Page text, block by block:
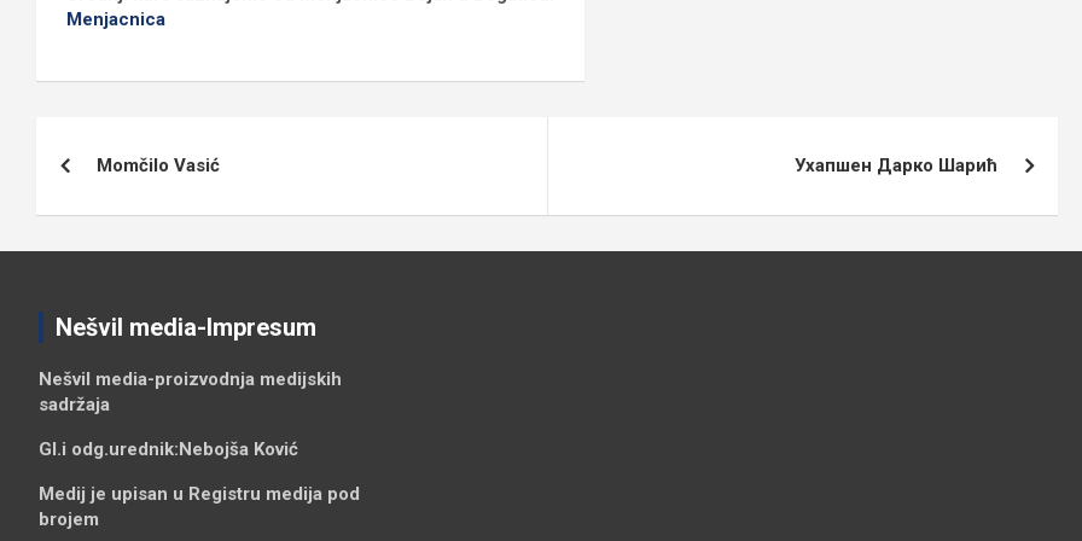
Menjacnica
Momčilo Vasić Ухапшен Дарко Шарић
Nešvil media-Impresum
Nešvil media-proizvodnja medijskih
sadržaja
Gl.i odg.urednik:Nebojša Ković
Medij je upisan u Registru medija pod
brojem